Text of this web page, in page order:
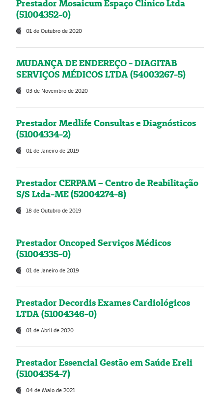
Prestador Mosaicum Espaço Clínico Ltda
(51004352-0)
01 de Outubro de 2020
MUDANÇA DE ENDEREÇO - DIAGITAB
SERVIÇOS MÉDICOS LTDA (54003267-5)
03 de Novembro de 2020
Prestador Medlife Consultas e Diagnósticos
(51004334-2)
01 de Janeiro de 2019
Prestador CERPAM – Centro de Reabilitação
S/S Ltda-ME (52004274-8)
18 de Outubro de 2019
Prestador Oncoped Serviços Médicos
(51004335-0)
01 de Janeiro de 2019
Prestador Decordis Exames Cardiológicos
LTDA (51004346-0)
01 de Abril de 2020
Prestador Essencial Gestão em Saúde Ereli
(51004354-7)
04 de Maio de 2021